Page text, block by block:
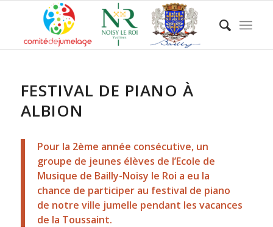
FESTIVAL DE PIANO À
ALBION
Pour la 2ème année consécutive, un
groupe de jeunes élèves de l’Ecole de
Musique de Bailly-Noisy le Roi a eu la
chance de participer au festival de piano
de notre ville jumelle pendant les vacances
de la Toussaint.